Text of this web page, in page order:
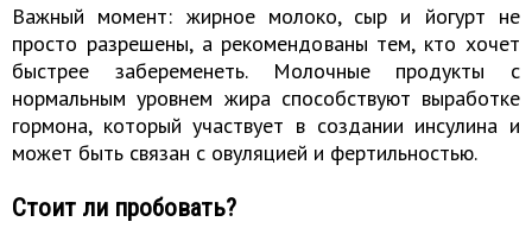
Важный момент: жирное молоко, сыр и йогурт не
просто разрешены, а рекомендованы тем, кто хочет
быстрее забеременеть. Молочные продукты с
нормальным уровнем жира способствуют выработке
гормона, который участвует в создании инсулина и
может быть связан с овуляцией и фертильностью.
Стоит ли пробовать?